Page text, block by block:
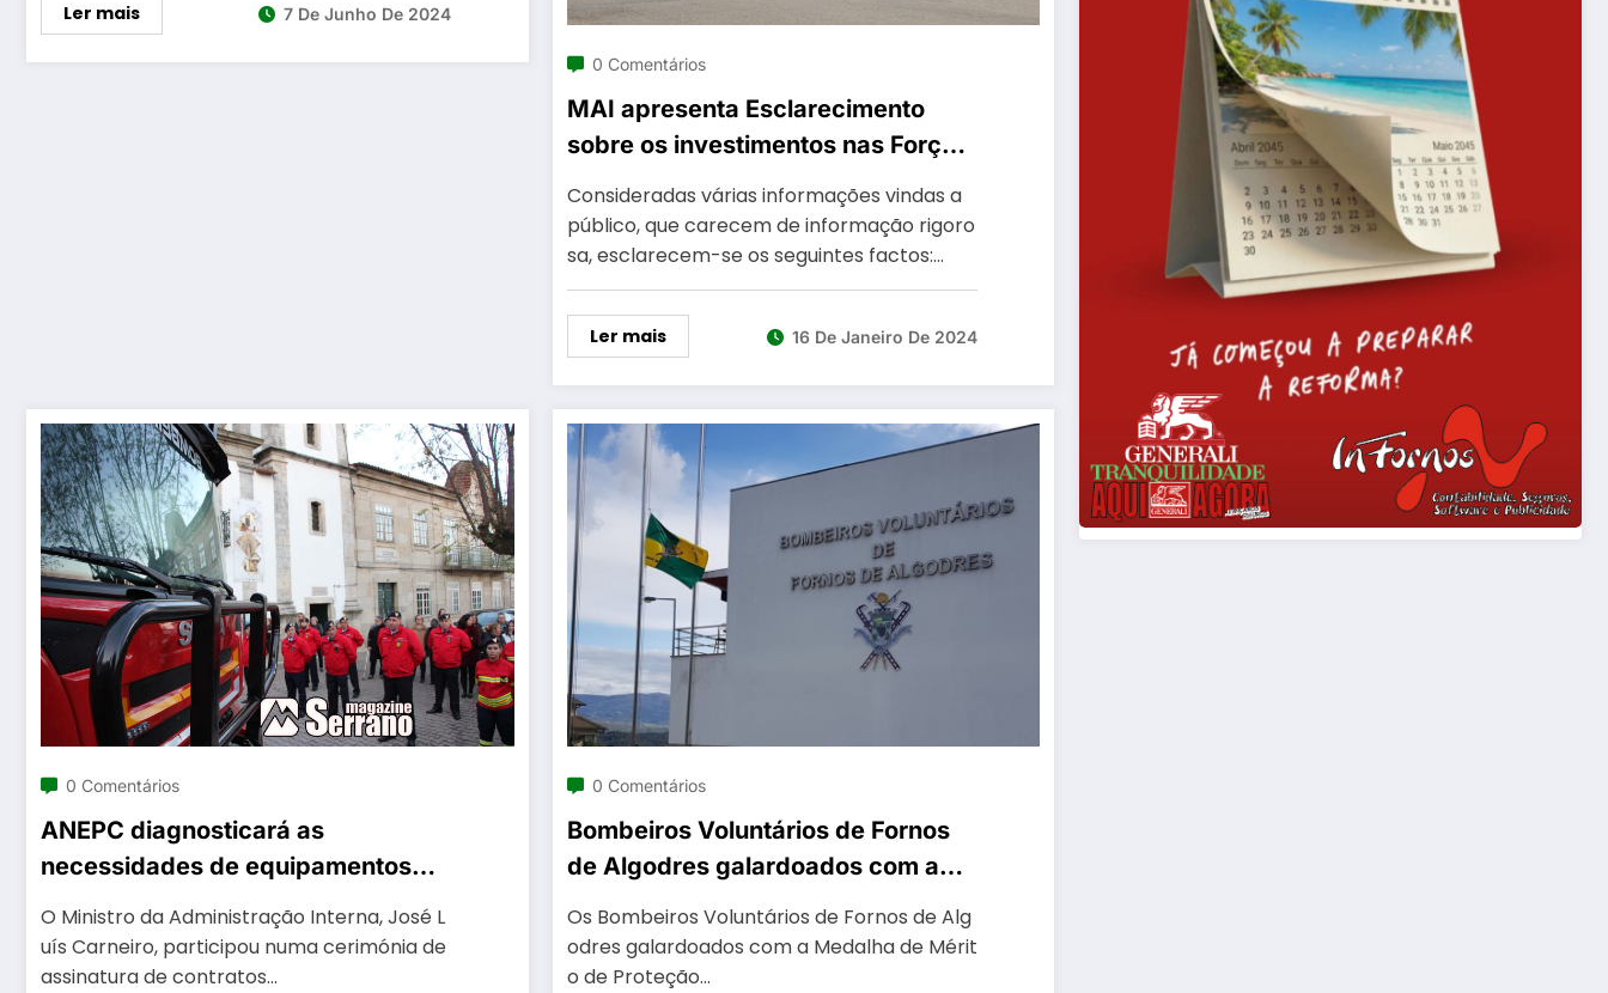
Ler mais 7 De Junho De 2024
0 Comentários
MAI apresenta Esclarecimento
sobre os investimentos nas Forças
de Segurança
Consideradas várias informações vindas a
público, que carecem de informação rigoro
sa, esclarecem-se os seguintes factos:…
Ler mais 16 De Janeiro De 2024
0 Comentários
ANEPC diagnosticará as
necessidades de equipamentos
das corporações de Bombeiros
O Ministro da Administração Interna, José L
uís Carneiro, participou numa cerimónia de
assinatura de contratos…
0 Comentários
Bombeiros Voluntários de Fornos
de Algodres galardoados com a
Medalha de Mérito de Proteção e
Socorro, no grau prata e distintivo
azul
Os Bombeiros Voluntários de Fornos de Alg
odres galardoados com a Medalha de Mérit
o de Proteção…